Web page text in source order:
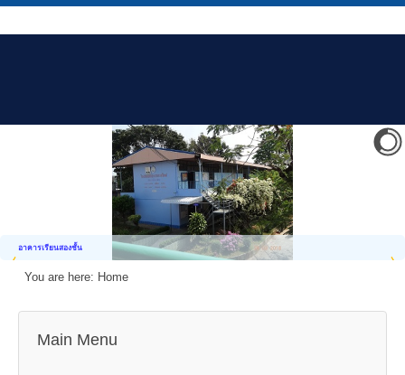
อาคารเรียนสองชั้น
You are here: Home
Main Menu